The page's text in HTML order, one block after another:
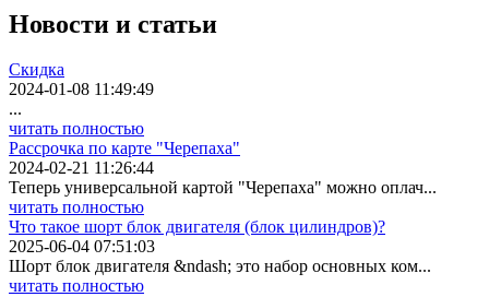
Новости и статьи
Скидка
2024-01-08 11:49:49
...
читать полностью
Рассрочка по карте "Черепаха"
2024-02-21 11:26:44
Теперь универсальной картой "Черепаха" можно оплач...
читать полностью
Что такое шорт блок двигателя (блок цилиндров)?
2025-06-04 07:51:03
Шорт блок двигателя &ndash; это набор основных ком...
читать полностью